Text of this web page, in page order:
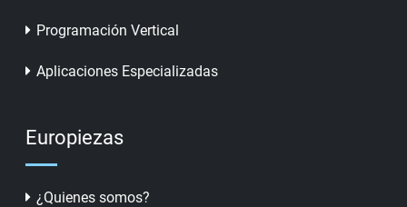
Programación Vertical
Aplicaciones Especializadas
Europiezas
¿Quienes somos?